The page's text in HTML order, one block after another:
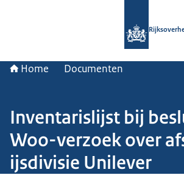
Home Documenten
Inventarislijst bij
Woo-verzoek over
ijsdivisie Unilever